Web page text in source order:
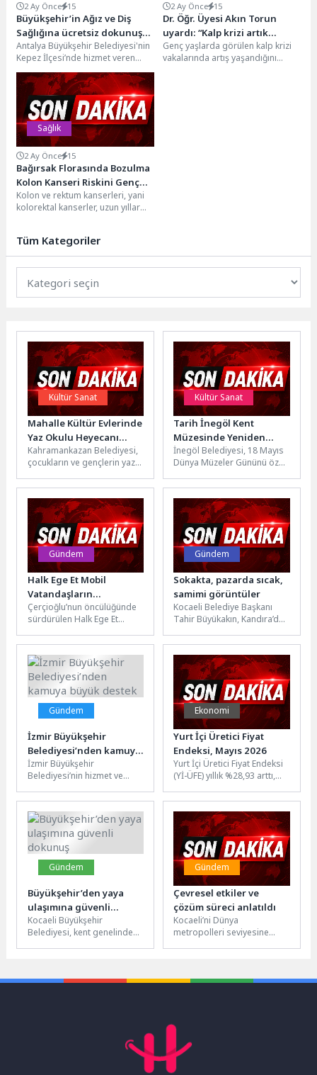
2 Ay Önce 15
Büyükşehir’in Ağız ve Diş
Sağlığına ücretsiz dokunuşu
yoğun ilgi görüyor
Antalya Büyükşehir Belediyesi'nin
Kepez İlçesi’nde hizmet veren
Ağız ve Diş Sağlığı Polikliniği
yoğun ilgi görüyor....
2 Ay Önce 15
Dr. Öğr. Üyesi Akın Torun
uyardı: “Kalp krizi artık
gençleri de tehdit ediyor”
Genç yaşlarda görülen kalp krizi
vakalarında artış yaşandığını
Sağlık
2 Ay Önce 15
Bağırsak Florasında Bozulma
Kolon Kanseri Riskini Genç
Yaşlara Taşıyor
Kolon ve rektum kanserleri, yani
kolorektal kanserler, uzun yıllar
Tüm Kategoriler
Kültür Sanat
Mahalle Kültür Evlerinde
Yaz Okulu Heyecanı
Başlıyor
Kahramankazan Belediyesi,
çocukların ve gençlerin yaz
eğlenceli geçirmeleri
amacıyla Mahalle Kültür...
Kültür Sanat
Tarih İnegöl Kent
Müzesinde Yeniden
Canlandı
İnegöl Belediyesi, 18 Mayıs
Dünya Müzeler Gününü özel
Müzecilik projesinde yer...
Gündem
Halk Ege Et Mobil
Vatandaşların
Hizmetinde
Çerçioğlu’nun öncülüğünde
sürdürülen Halk Ege Et
üreticilerin yanında olmaya
devam ediyor.Aydın
Büyükşehir...
Gündem
Sokakta, pazarda sıcak,
samimi görüntüler
Kocaeli Belediye Başkanı
Tahir Büyükakın, Kandıra’da
Değerlendirme Merkezi’nin
tanıtım töreninden sonra...
Gündem
İzmir Büyükşehir
Belediyesi’nden kamuya
büyük destek
İzmir Büyükşehir
Belediyesi’nin hizmet ve
bazı binalara Vakıflar Genel
Müdürlüğü’nün el koyma
girişimine...
Ekonomi
Yurt İçi Üretici Fiyat
Endeksi, Mayıs 2026
Yurt İçi Üretici Fiyat Endeksi
(Yİ-ÜFE) yıllık %28,93 arttı,
(2003=100) 2026 yılı...
Gündem
Büyükşehir’den yaya
ulaşımına güvenli
dokunuş
Kocaeli Büyükşehir
Belediyesi, kent genelinde
Gündem
Çevresel etkiler ve
çözüm süreci anlatıldı
Kocaeli’ni Dünya
metropolleri seviyesine
sürüyor. Projenin yüklenici